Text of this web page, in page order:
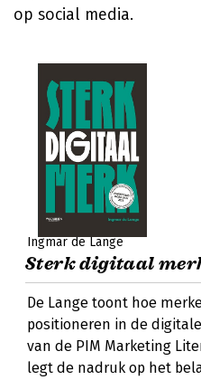
op social media.
Ingmar de Lange
Sterk digitaal
De Lange toont hoe
positioneren in de
van de PIM Marketing
legt de nadruk op het